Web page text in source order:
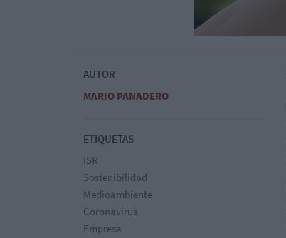
AUTOR
MARIO PANADERO
ETIQUETAS
ISR
Sostenibilidad
Medioambiente
Coronavirus
Empresa